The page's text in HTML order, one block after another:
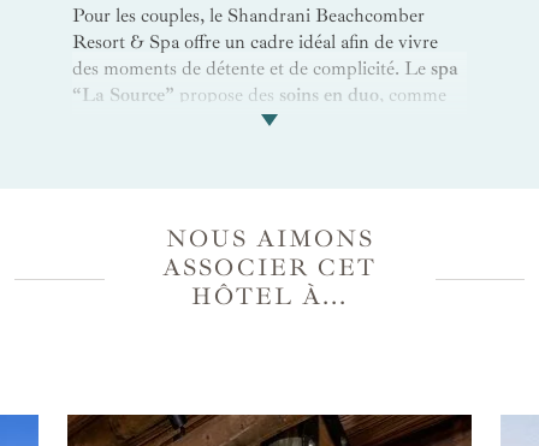
Pour les couples, le Shandrani Beachcomber
Resort & Spa offre un cadre idéal afin de vivre
des moments de détente et de complicité. Le spa
“La Source” propose des soins en duo, comme
massages aux huiles parfumées
plage, face au lever du soleil, dans une
atmosphère idyllique. Côté gastronomie, offrez-
vous un
dîner romantiqueles pieds dans le sable
ou optez pour une expérience culinaire raffinée
thaïlandaise intime.
NOUS AIMONS
ASSOCIER CET
HÔTEL À...